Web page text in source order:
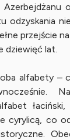
odzyskania
przejście
dziewięć lat.
alfabety –
cyrylicą, co